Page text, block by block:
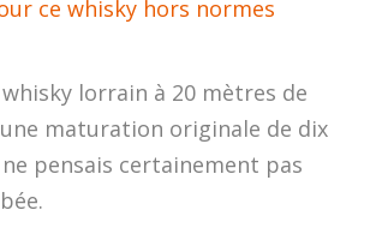
lorrain à 20 mètres de
maturation originale de dix
pensais certainement pas